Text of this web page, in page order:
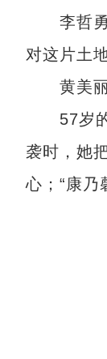
李哲勇
对这片土
黄美丽
57岁的
袭时，她
心；“康乃